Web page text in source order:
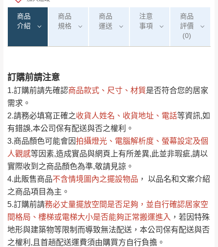
商品
介紹
商品
規格
商品
運送
注意
事項
商品
評價
(0)
訂購前請注意
1.訂購前請先確認商品款式、尺寸、材質是否符合您的居家
需求。
2.請務必填寫正確之收貨人姓名、收貨地址、電話等資訊,如
有錯誤,本公司保有配送與否之權利。
3.商品顏色可能會因拍攝燈光、電腦解析度、螢幕設定及個
人觀感等因素,造成實品與網頁上有所差異,此並非瑕疵,請以
實際收到之商品顏色為準,敬請見諒。
4.此販售商品不含情境圖內之擺設物品 ， 以品名和文案介紹
之商品項目為主。
5.訂購前請務必丈量擺放空間是否足夠 ，並自行確認居家空
間格局、 樓梯或電梯大小是否能夠正常搬運進入 ，若因特殊
地形與建築物等限制而導致無法配送，本公司保有配送與否
之權利,且首趟配送運費須由購買方自行負擔。
運 費 說 明
運送地區 運送費用
偏遠地區
（請先線上詢問 LINE
→@dershin ）
桃園 復興鄉
新竹
峨眉鄉、五峰鄉、
橫山、北埔鄉、尖
石鄉、寶山鄉山
區、新埔山區、芎
注意事項：
由於品項繁多，網頁無法及時更新，如有需
Line客服」來信確認商品是否有「現貨」與
「金額」。
若商品價格或庫存有異常，商家有權取消訂
單。部分網路商品恕無法更改原設計或客製，敬請
見諒！
接單後二日內(不含例假日)，我們客服會與您
電話聯絡或E-Mail通知確認訂單。
（線上客服 LINE → @dershin）
下單前先詢問是否現貨，若未詢問下單後無
0/5 (0)筆
全部 依評論高至低排列
依評論低至高排列 只顯示附上圖片
只顯示附上評論